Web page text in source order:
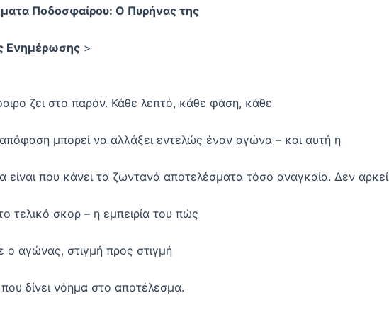
Ποδοσφαίρου: Ο Πυρήνας της
Ενημέρωσης >
ζει στο παρόν. Κάθε λεπτό, κάθε φάση, κάθε
απόφαση μπορεί να αλλάξει εντελώς έναν αγώνα – και αυτή η
είναι που κάνει τα ζωντανά αποτελέσματα τόσο αναγκαία. Δεν αρκεί
τελικό σκορ – η εμπειρία του πώς
ο αγώνας, στιγμή προς στιγμή
που δίνει νόημα στο αποτέλεσμα.